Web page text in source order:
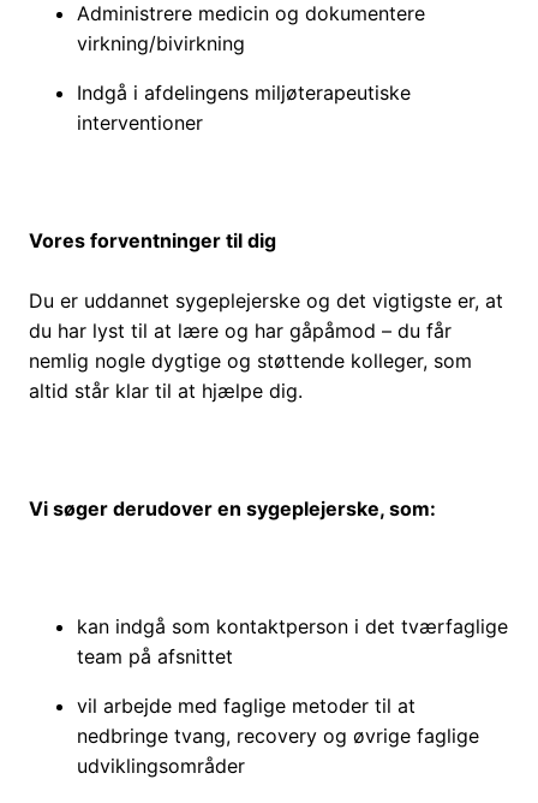
Administrere medicin og dokumentere
virkning/bivirkning
Indgå i afdelingens miljøterapeutiske
interventioner
Vores forventninger til dig
Du er uddannet sygeplejerske og det vigtigste er, at
du har lyst til at lære og har gåpåmod – du får
nemlig nogle dygtige og støttende kolleger, som
altid står klar til at hjælpe dig.
Vi søger derudover en sygeplejerske, som:
kan indgå som kontaktperson i det tværfaglige
team på afsnittet
vil arbejde med faglige metoder til at
nedbringe tvang, recovery og øvrige faglige
udviklingsområder